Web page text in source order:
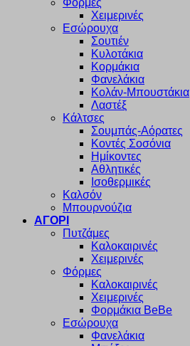
Φόρμες
Χειμερινές
Εσώρουχα
Σουτιέν
Κυλοτάκια
Κορμάκια
Φανελάκια
Κολάν-Μπουστάκια
Λαστέξ
Κάλτσες
Σουμπάς-Αόρατες
Κοντές Σοσόνια
Ημίκοντες
Αθλητικές
Ισοθερμικές
Καλσόν
Μπουρνούζια
ΑΓΟΡΙ
Πυτζάμες
Καλοκαιρινές
Χειμερινές
Φόρμες
Καλοκαιρινές
Χειμερινές
Φορμάκια BeBe
Εσώρουχα
Φανελάκια